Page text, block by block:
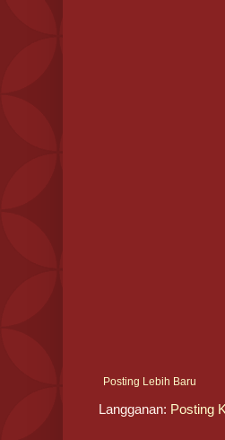
Posting Lebih Baru
Langganan: Posting